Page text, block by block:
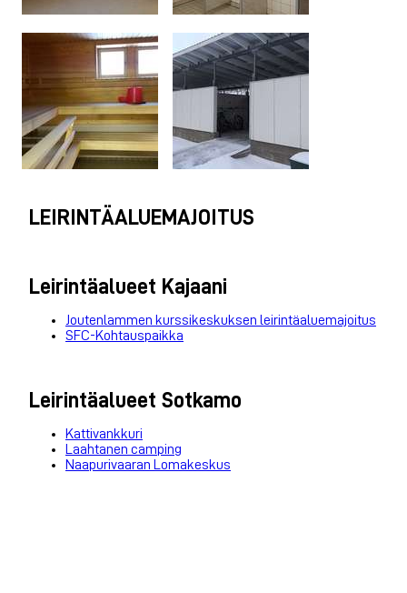
LEIRINTÄALUEMAJOITUS
Leirintäalueet Kajaani
Joutenlammen kurssikeskuksen leirintäaluemajoitus
SFC-Kohtauspaikka
Leirintäalueet Sotkamo
Kattivankkuri
Laahtanen camping
Naapurivaaran Lomakeskus